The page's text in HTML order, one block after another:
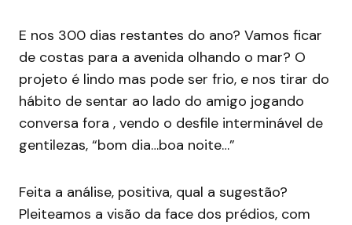
E nos 300 dias restantes do ano? Vamos ficar
de costas para a avenida olhando o mar? O
projeto é lindo mas pode ser frio, e nos tirar do
hábito de sentar ao lado do amigo jogando
conversa fora , vendo o desfile interminável de
gentilezas, “bom dia…boa noite…”
Feita a análise, positiva, qual a sugestão?
Pleiteamos a visão da face dos prédios, com